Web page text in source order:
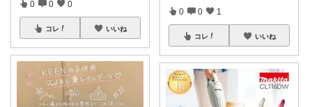
0 0 0
コレ いいね
0 0 1
コレ いいね